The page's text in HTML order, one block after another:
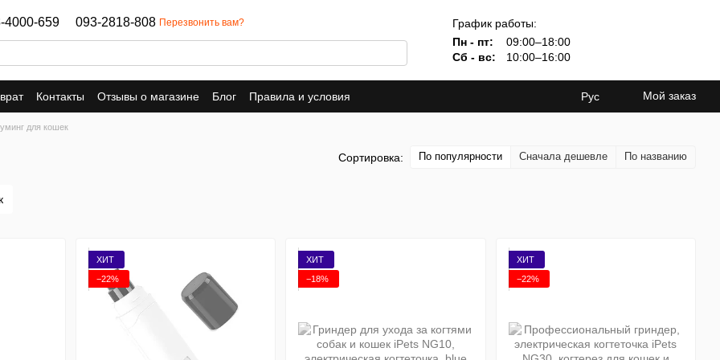
4000-659 093-2818-808 Перезвонить вам?
График работы:
Пн - пт:
09:00–18:00
Сб - вс:
10:00–16:00
Контакты Отзывы о магазине Блог Правила и условия Рус Мой заказ
для кошек
Сортировка: По популярности Сначала дешевле По названию
ХИТ
−22%
ХИТ
−18%
ХИТ
−22%